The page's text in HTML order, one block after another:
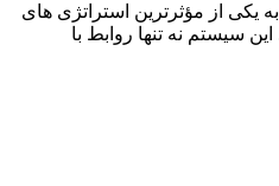
یکی از مؤثرترین استراتژی های
سیستم نه تنها روابط با